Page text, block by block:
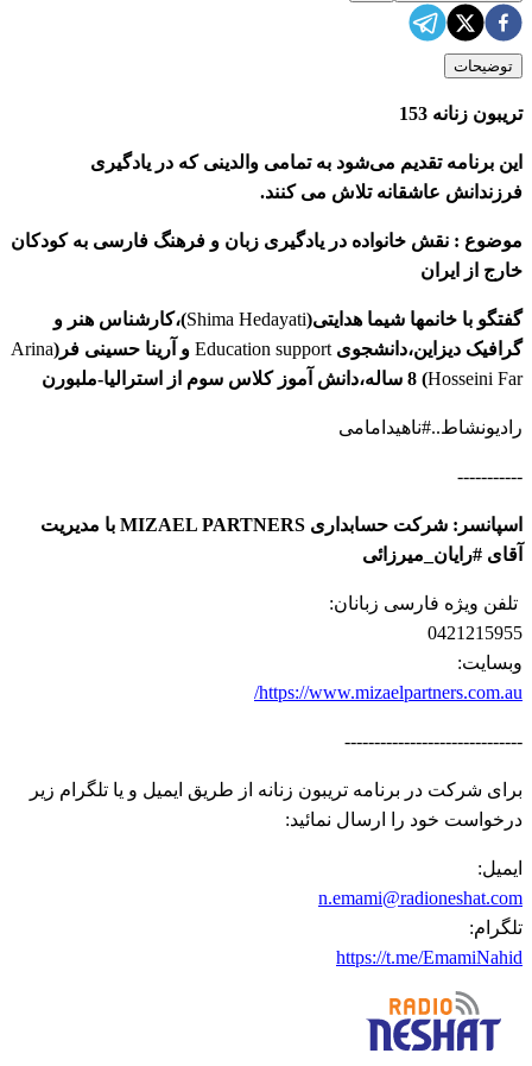
توضیحات
تریبون زنانه 153
این برنامه‌ تقدیم می‌شود به تمامی والدینی که در یادگیری
فرزندانش عاشقانه تلاش می کنند.
موضوع : نقش خانواده در یادگیری زبان و فرهنگ فارسی به کودکان
خارج از ایران
گفتگو با خانمها شیما هدایتی(Shima Hedayati)،کارشناس هنر و
گرافیک دیزاین،دانشجوی Education support و آرینا حسینی فر(Arina
Hosseini Far) 8 ساله،دانش آموز کلاس سوم از استرالیا-ملبورن
رادیونشاط..#ناهیدامامی
-----------
اسپانسر: شرکت حسابداری MIZAEL PARTNERS با مدیریت
آقای #رایان_میرزائی
تلفن ویژه فارسی زبانان:
0421215955
وبسایت:
https://www.mizaelpartners.com.au/
------------------------------
برای شرکت در برنامه تریبون زنانه از طریق ایمیل و یا تلگرام زیر
درخواست خود را ارسال نمائید:
ايميل:
n.emami@radioneshat.com
تلگرام:
https://t.me/EmamiNahid